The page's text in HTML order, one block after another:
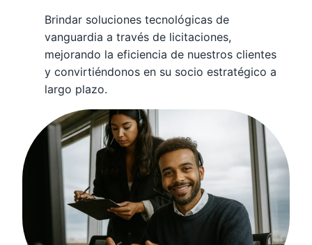
Brindar soluciones tecnológicas de
vanguardia a través de licitaciones,
mejorando la eficiencia de nuestros clientes
y convirtiéndonos en su socio estratégico a
largo plazo.